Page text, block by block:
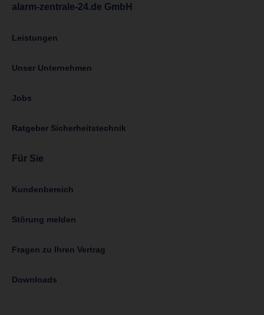
alarm-zentrale-24.de GmbH
Leistungen
Unser Unternehmen
Jobs
Ratgeber Sicherheitstechnik
Für Sie
Kundenbereich
Störung melden
Fragen zu Ihren Vertrag
Downloads